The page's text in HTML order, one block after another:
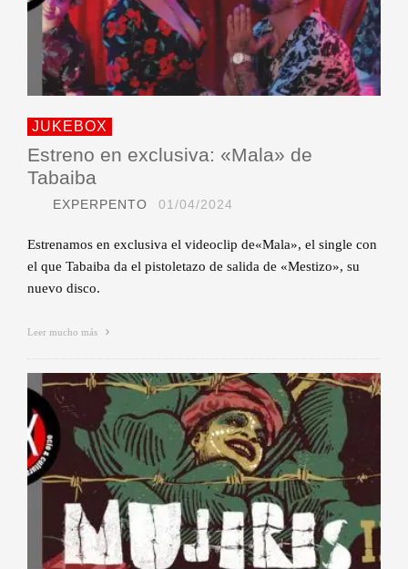
JUKEBOX
Estreno en exclusiva: «Mala» de
Tabaiba
EXPERPENTO 01/04/2024
Estrenamos en exclusiva el videoclip de«Mala», el single con
el que Tabaiba da el pistoletazo de salida de «Mestizo», su
nuevo disco.
Leer mucho más